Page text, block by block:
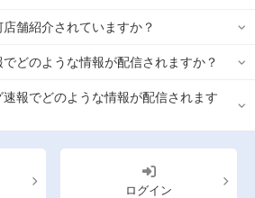
閉じる
舗紹介されていますか？
でどのような情報が配信されますか？
報でどのような情報が配信されます
ログイン